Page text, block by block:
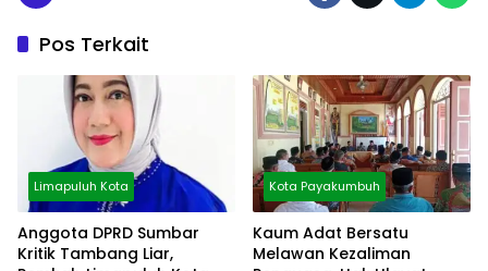
Pos Terkait
Limapuluh Kota
Anggota DPRD Sumbar
Kritik Tambang Liar,
Kota Payakumbuh
Kaum Adat Bersatu
Melawan Kezaliman